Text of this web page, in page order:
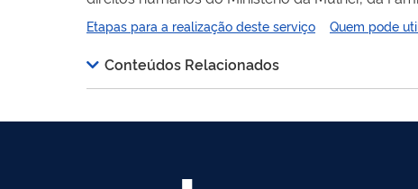
ou inscrição dos entes subnacionais e de
Etapas para a realização deste serviço Quem pode
Conteúdos Relacionados